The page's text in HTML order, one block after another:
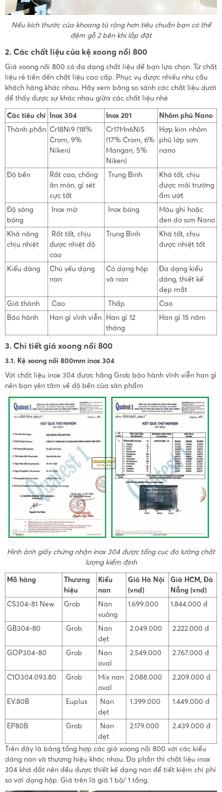
Nếu kích thước của khoang tủ rộng hơn tiêu chuẩn bạn có thể
đệm gỗ 2 bên khi lắp đặt
2. Các chất liệu của kệ xoong nồi 800
Giá xoong nồi 800 có đa dạng chất liệu để bạn lựa chọn. Từ chất
liệu rẻ tiền đến chất liệu cao cấp. Phục vụ được nhiều nhu cầu
khách hàng khác nhau. Hãy xem bảng so sánh các chất liệu dưới
để thấy được sự khác nhau giữa các chất liệu nhé
Các tiêu chí
Inox 304 Inox 201
Nhôm phủ Nano
Thành phần Cr18Ni9 (18%
Crom, 9%
Niken)
Cr17Mn6Ni5
(17% Crom, 6%
Mangan, 5%
Niken)
Hợp kim nhôm
phủ lớp sơn
nano
Độ bền
Rất cao, chống
ăn mòn, gỉ sét
cực tốt
Trung Bình
Khá tốt, chịu
được môi trường
ẩm ướt
Độ sáng
bóng
Inox mờ Inox bóng
Màu ghi hoặc
đen do sơn Nano
Khả năng
chịu nhiệt
Rất tốt, chịu
được nhiệt độ
cao
Trung Bình
Khá tốt, chịu
được nhiệt tốt
Kiểu dáng
Chủ yếu dạng
nan
Có dạng hộp
và nan
Đa dạng kiểu
dáng, thiết kế
đẹp mắt
Giá thành
Cao Thấp
Cao
Bảo hành
Han gỉ vĩnh viễn
Han gỉ 12
tháng
Han gỉ 15 năm
3. Chi tiết giá xoong nồi 800
3.1. Kệ xoong nồi 800mm inox 304
Với chất liệu inox 304 đươc hãng Grob bảo hành vĩnh viễn han gỉ
nên bạn yên tâm về độ bền của sản phẩm
Hình ảnh giấy chứng nhận inox 304 được tổng cục đo lường chất
lượng kiểm định
Mã hàng
Thương
hiệu
Kiểu
nan
Giá Hà Nội
(vnd)
Giá HCM, Đà
Nẵng (vnd)
CS304-81 New
Grob
Nan
vuông
1.699.000 1.844.000 đ
GB304-80 Grob
Nan
dẹt
2.049.000 2.222.000 đ
GOP304-80 Grob
Nan
oval
2.549.000 2.767.000 đ
C1O304.093.80 Grob
Mix nan
oval
2.088.000 2.209.000 đ
EV.80B Euplus
Nan
dẹt
1.399.000 1.449.000 đ
EP80B Grob
Nan
dẹt
2.179.000 2.439.000 đ
Trên đây là bảng tổng hợp các giá xoong nồi 800 với các kiểu
dáng nan và thương hiệu khác nhau. Đa phần thì chất liệu inox
304 khá đắt nên đều được thiết kế dạng nan để tiết kiệm chi phí
so với dạng hộp. Giá trên là giá 1 bộ/ 1 tầng.